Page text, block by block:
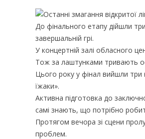
До фінального етапу дійшли
завершальній грі.
У концертній залі обласного
Тож за лаштунками тривають
Цього року у фінал вийшли
їжаки».
Активна підготовка до
самі знають, що потрібно
Протягом вечора зі сцени
проблем.